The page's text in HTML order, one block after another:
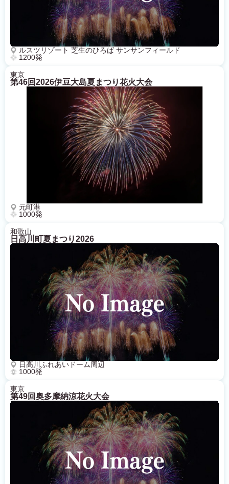
ルスツリゾート 芝生のひろば サンサンフィールド
1200発
東京
第46回2026伊豆大島夏まつり花火大会
元町港
1000発
和歌山
日高川町夏まつり2026
日高川ふれあいドーム周辺
1000発
東京
第49回奥多摩納涼花火大会